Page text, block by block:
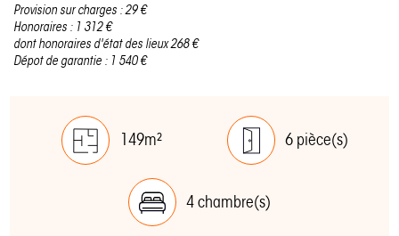
Provision sur charges : 29 €
Honoraires : 1 312 €
dont honoraires d'état des lieux 268 €
Dépot de garantie : 1 540 €
149m² 6 pièce(s)
4 chambre(s)